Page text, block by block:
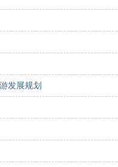
发展规划